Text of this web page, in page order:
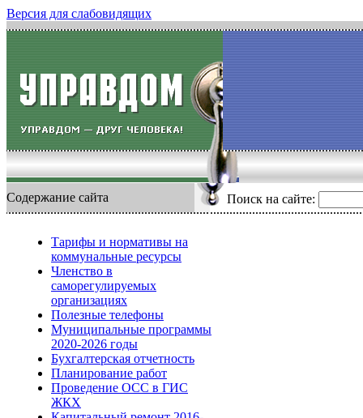
Версия для слабовидящих
Содержание сайта Поиск на сайте:
Тарифы и нормативы на
коммунальные ресурсы
Членство в
саморегулируемых
организациях
Полезные телефоны
Муниципальные программы
2020-2026 годы
Бухгалтерская отчетность
Планирование работ
Проведение ОСС в ГИС
ЖКХ